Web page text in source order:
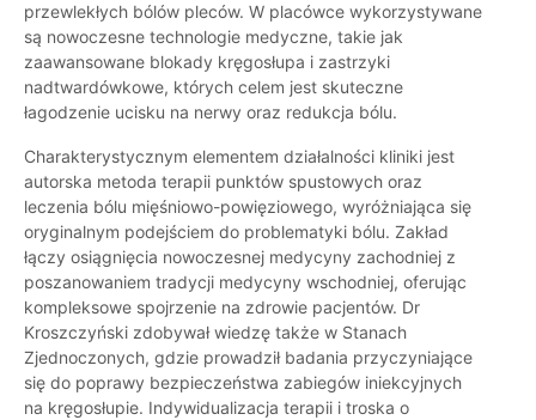
przewlekłych bólów pleców. W placówce wykorzystywane
są nowoczesne technologie medyczne, takie jak
zaawansowane blokady kręgosłupa i zastrzyki
nadtwardówkowe, których celem jest skuteczne
łagodzenie ucisku na nerwy oraz redukcja bólu.
Charakterystycznym elementem działalności kliniki jest
autorska metoda terapii punktów spustowych oraz
leczenia bólu mięśniowo-powięziowego, wyróżniająca się
oryginalnym podejściem do problematyki bólu. Zakład
łączy osiągnięcia nowoczesnej medycyny zachodniej z
poszanowaniem tradycji medycyny wschodniej, oferując
kompleksowe spojrzenie na zdrowie pacjentów. Dr
Kroszczyński zdobywał wiedzę także w Stanach
Zjednoczonych, gdzie prowadził badania przyczyniające
się do poprawy bezpieczeństwa zabiegów iniekcyjnych
na kręgosłupie. Indywidualizacja terapii i troska o